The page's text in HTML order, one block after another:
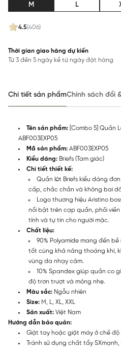
4.5(406)
M L
Thời gian giao hàng dự kiến
Từ 3 đến 5 ngày kể từ ngày đặt hàng
Chi tiết sản phẩmChính sách đổi
Tên sản phẩm: [Combo 5] Quần
ABF003EXP05
Mã sản phẩm: ABF003EXP05
Kiểu dáng: Briefs (Tam giác)
Chi tiết thiết kế:
Quần lót Briefs kiểu dáng
cấp, chắc chắn và không bai
Logo thương hiệu Aristino
nổi bật trên cạp quần, phối
tính và tự tin cho người mặc.
Chất liệu:
90% Polyamide mang đến
tốt cùng khả năng thoáng khí,
vùng da nhạy cảm.
10% Spandex giúp quần co
độ trơn trượt và mỏng nhẹ.
Màu sắc: Ngẫu nhiên
Size: M, L, XL, XXL
Sản xuất: Việt Nam
Hướng dẫn bảo quản:
Giặt tay hoặc giặt máy ở chế độ
Tránh sử dụng chất tẩy